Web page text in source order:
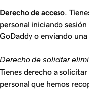
Derecho de acceso .
personal iniciando
GoDaddy o enviando
Derecho de solicitar
Tienes derecho a
personal que hemos